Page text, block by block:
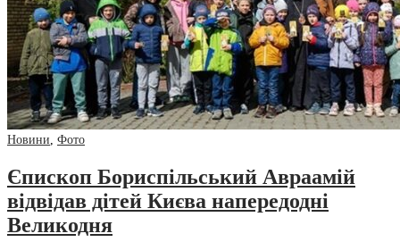
Новини Фото
Єпископ Бориспільський Авраамій
відвідав дітей Києва напередодні
Великодня